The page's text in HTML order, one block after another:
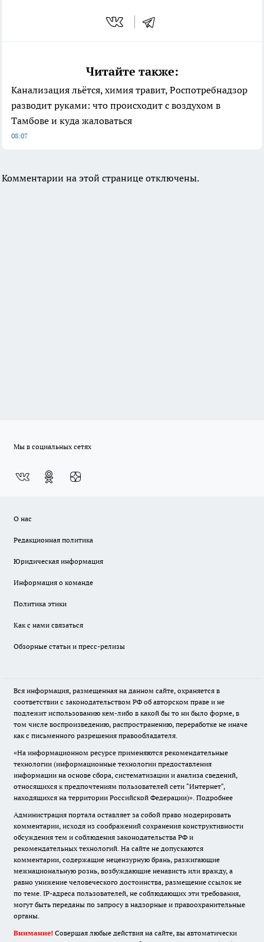
Читайте также:
Канализация льётся, химия травит, Роспотребнадзор
разводит руками: что происходит с воздухом в
Тамбове и куда жаловаться
08:07
Комментарии на этой странице отключены.
Мы в социальных сетях
О нас
Редакционная политика
Юридическая информация
Информация о команде
Политика этики
Как с нами связаться
Обзорные статьи и пресс-релизы
Вся информация, размещенная на данном сайте, охраняется в
соответствии с законодательством РФ об авторском праве и не
подлежит использованию кем-либо в какой бы то ни было форме, в
том числе воспроизведению, распространению, переработке не иначе
как с письменного разрешения правообладателя.
«На информационном ресурсе применяются рекомендательные
технологии (информационные технологии предоставления
информации на основе сбора, систематизации и анализа сведений,
относящихся к предпочтениям пользователей сети "Интернет",
находящихся на территории Российской Федерации)». Подробнее
Администрация портала оставляет за собой право модерировать
комментарии, исходя из соображений сохранения конструктивности
обсуждения тем и соблюдения законодательства РФ и
рекомендательных технологий. На сайте не допускаются
комментарии, содержащие нецензурную брань, разжигающие
межнациональную рознь, возбуждающие ненависть или вражду, а
равно унижение человеческого достоинства, размещение ссылок не
по теме. IP-адреса пользователей, не соблюдающих эти требования,
могут быть переданы по запросу в надзорные и правоохранительные
органы.
Внимание! Совершая любые действия на сайте, вы автоматически